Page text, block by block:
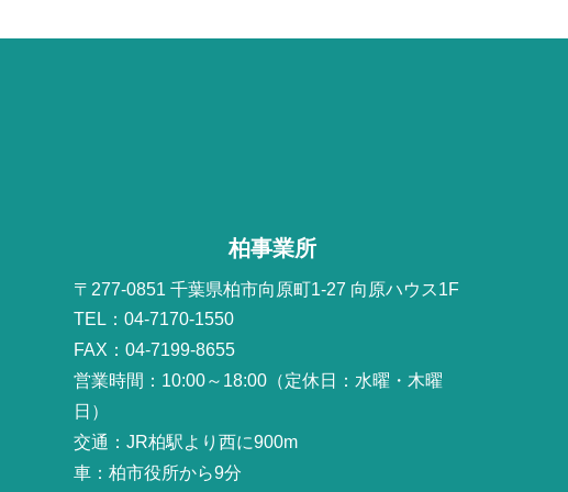
柏事業所
〒277-0851 千葉県柏市向原町1-27 向原ハウス1F
TEL：04-7170-1550
FAX：04-7199-8655
営業時間：10:00～18:00（定休日：水曜・木曜
日）
交通：JR柏駅より西に900m
車：柏市役所から9分